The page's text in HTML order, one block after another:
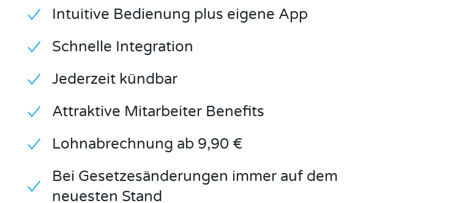
Intuitive Bedienung plus eigene App
Schnelle Integration
Jederzeit kündbar
Attraktive Mitarbeiter Benefits
Lohnabrechnung ab 9,90 €
Bei Gesetzesänderungen immer auf dem
neuesten Stand